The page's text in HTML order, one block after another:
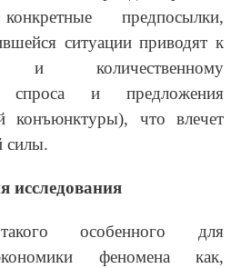
предпосылки,
ситуации приводят к
и количественному
спроса и предложения
конъюнктуры), что влечет
силы.
исследования
особенного для
феномена как,